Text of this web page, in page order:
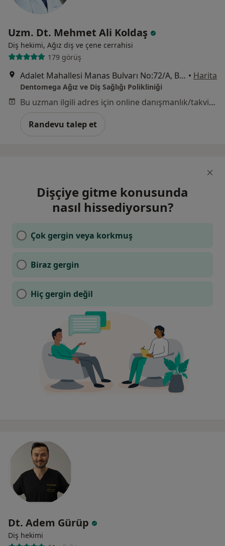
Uzm. Dt. Mehmet Ali Koldaş
Diş hekimi, Ağız diş ve çene cerrahisi
179 görüş
Adalet Mahallesi Manas Bulvarı No:72/A, Bayraklı • Harita
Dentomega Ağız ve Diş Sağlığı Polikliniği
Bu uzman ilgili adres için online danışmanlık/takvim sunmuyor.
Randevu talep et
Dişçiye gitme konusunda
nasıl hissediyorsun?
Çok gergin veya korkmuş
Biraz gergin
Hiç gergin değil
Dt. Adem Gürüp
Diş hekimi